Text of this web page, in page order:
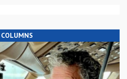
COLUMNS